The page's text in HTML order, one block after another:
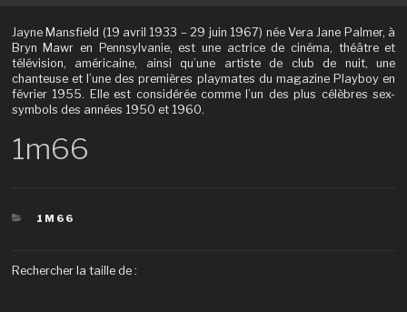
Jayne Mansfield (19 avril 1933 – 29 juin 1967) née Vera Jane Palmer, à
Bryn Mawr en Pennsylvanie, est une actrice de cinéma, théâtre et
télévision, américaine, ainsi qu’une artiste de club de nuit, une
chanteuse et l’une des premières playmates du magazine Playboy en
février 1955. Elle est considérée comme l’un des plus célèbres sex-
symbols des années 1950 et 1960.
1m66
CATÉGORIES
1M66
Rechercher la taille de :